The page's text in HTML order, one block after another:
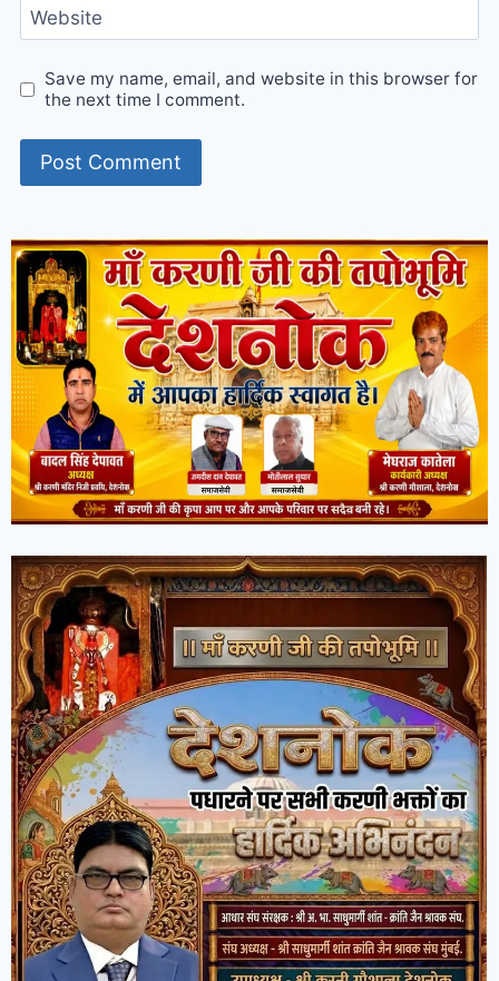
Website
Save my name, email, and website in this browser for
the next time I comment.